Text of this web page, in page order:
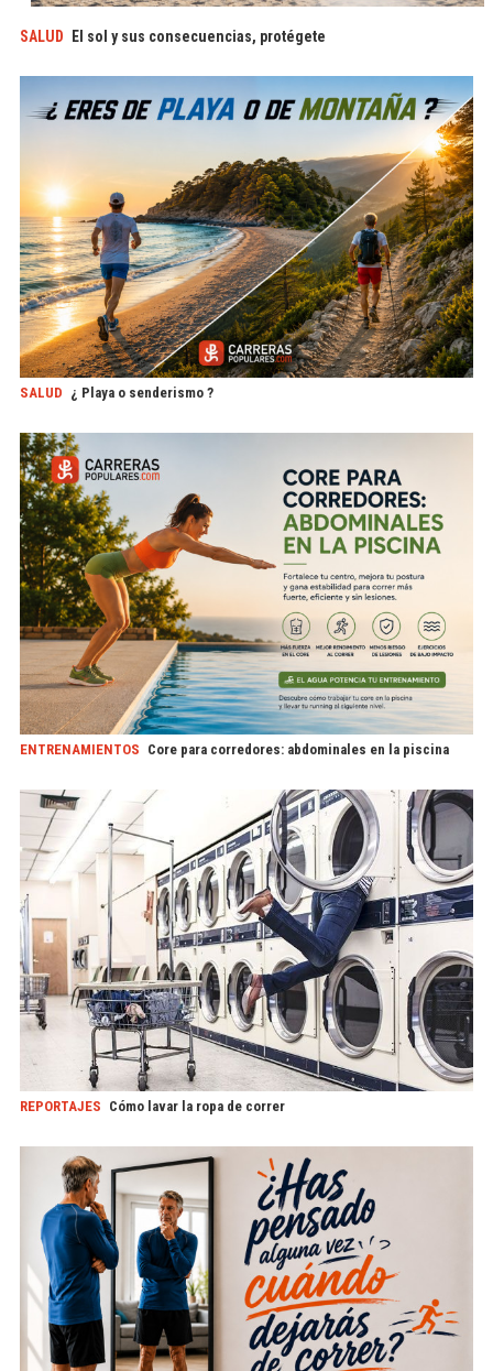
SALUD El sol y sus consecuencias, protégete
SALUD ¿ Playa o senderismo ?
ENTRENAMIENTOS Core para corredores: abdominales en la piscina
REPORTAJES Cómo lavar la ropa de correr